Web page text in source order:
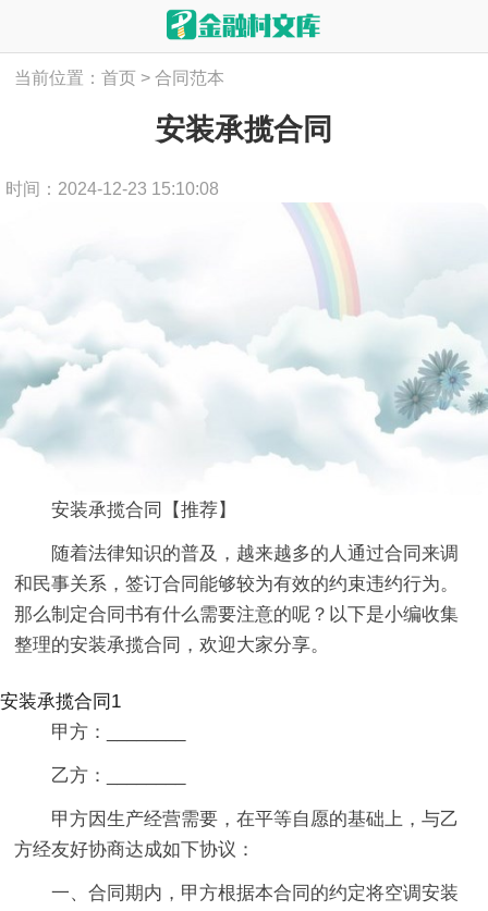
当前位置：首页 > 合同范本
安装承揽合同
时间：2024-12-23 15:10:08
安装承揽合同【推荐】
随着法律知识的普及，越来越多的人通过合同来调
和民事关系，签订合同能够较为有效的约束违约行为。
那么制定合同书有什么需要注意的呢？以下是小编收集
整理的安装承揽合同，欢迎大家分享。
安装承揽合同1
甲方：________
乙方：________
甲方因生产经营需要，在平等自愿的基础上，与乙
方经友好协商达成如下协议：
一、合同期内，甲方根据本合同的约定将空调安装